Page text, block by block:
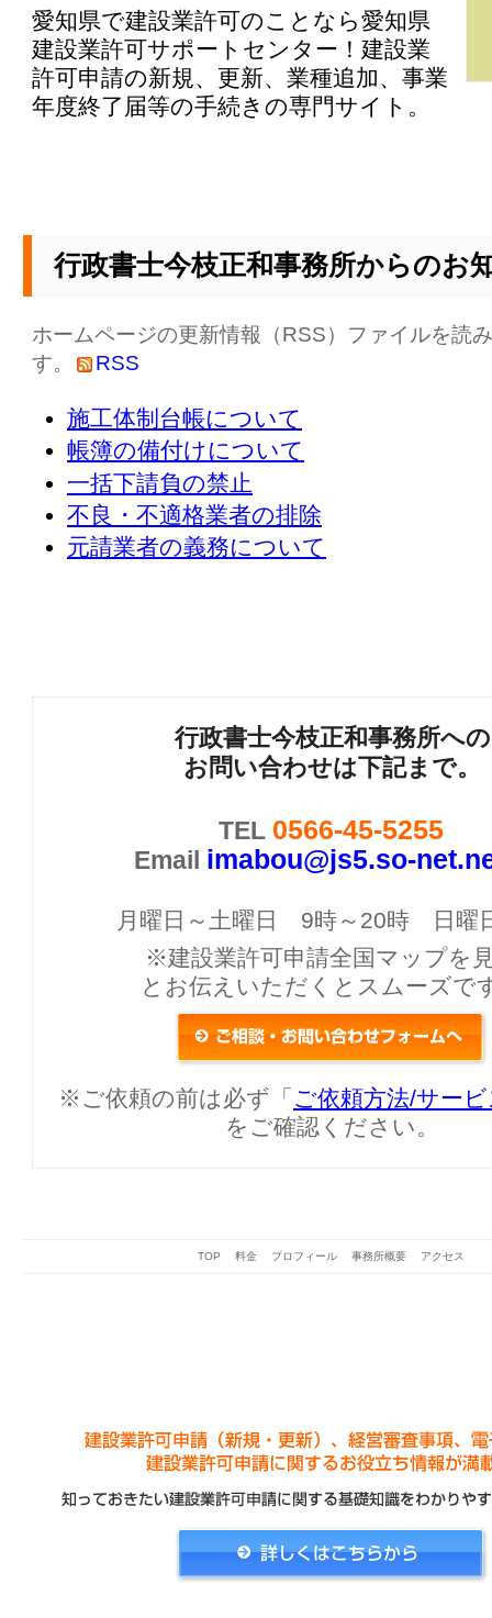
愛知県で建設業許可のことなら愛知県
建設業許可サポートセンター！建設業
許可申請の新規、更新、業種追加、事業
年度終了届等の手続きの専門サイト。
行政書士今枝正和事務所からのお
ホームページの更新情報（RSS）ファイルを読
す。
RSS
施工体制台帳について
帳簿の備付けについて
一括下請負の禁止
不良・不適格業者の排除
元請業者の義務について
行政書士今枝正和事務所への
お問い合わせは下記まで。
TEL 0566-45-5255
Email imabou@js5.so-
月曜日～土曜日 9時～20時 日曜
※建設業許可申請全国マップを
とお伝えいただくとスムーズで
※ご依頼の前は必ず「 ご依頼方法/サー
をご確認ください。
TOP 料金 プロフィール 事務所概要 アクセス